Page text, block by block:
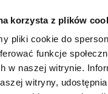
korzysta z plików
pliki cookie do
funkcje
w naszej witrynie.
witryny,
o naszym